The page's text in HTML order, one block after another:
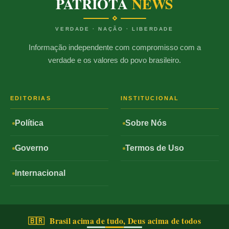
VERDADE · NAÇÃO · LIBERDADE
Informação independente com compromisso com a
verdade e os valores do povo brasileiro.
EDITORIAS
Política
Governo
Internacional
INSTITUCIONAL
Sobre Nós
Termos de Uso
🇧🇷 Brasil acima de tudo, Deus acima de todos